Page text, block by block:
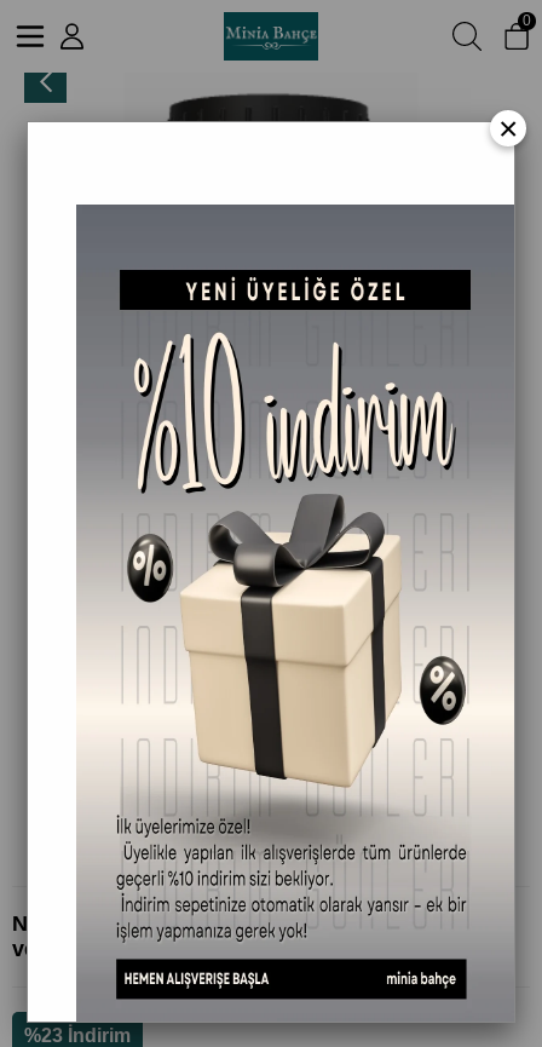
0
Neşe (JOY) Uçucu Yağ Karışımı Özel Seri (10 ml)
ve Buhurdanlık: Ruh, Beden ve Zihin Dengesi
%23 İndirim
×